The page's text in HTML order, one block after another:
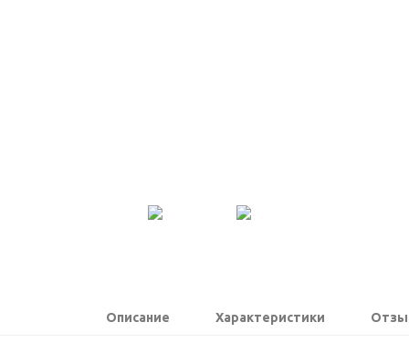
Описание Характеристики